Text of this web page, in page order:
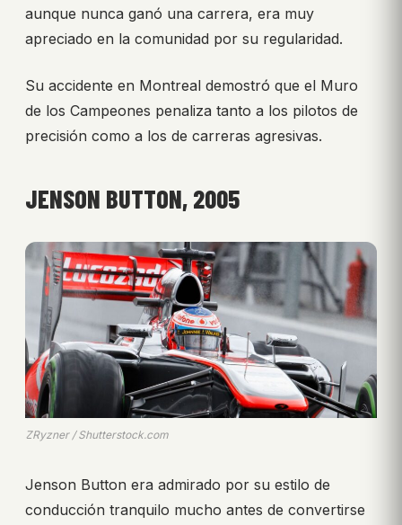
aunque nunca ganó una carrera, era muy
apreciado en la comunidad por su regularidad.
Su accidente en Montreal demostró que el Muro
de los Campeones penaliza tanto a los pilotos de
precisión como a los de carreras agresivas.
JENSON BUTTON, 2005
ZRyzner / Shutterstock.com
Jenson Button era admirado por su estilo de
conducción tranquilo mucho antes de convertirse